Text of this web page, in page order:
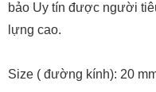
bảo Uy tín được người
lựng cao.
Size ( đường kính): 20